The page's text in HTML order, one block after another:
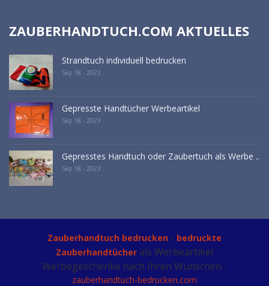
ZAUBERHANDTUCH.COM AKTUELLES
Strandtuch individuell bedrucken
Sep 18 - 2023
Gepresste Handtücher Werbeartikel
Sep 18 - 2023
Gepresstes Handtuch oder Zaubertuch als Werbe ..
Sep 18 - 2023
Zauberhandtuch bedrucken - bedruckte
Zauberhandtücher als Werbeartikel
Werbegeschenke nach Ihren Wünschen -
zauberhandtuch-bedrucken.com